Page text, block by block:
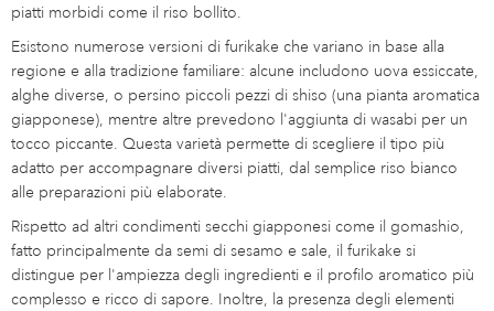
piatti morbidi come il riso bollito.
Esistono numerose versioni di furikake che variano in base alla
regione e alla tradizione familiare: alcune includono uova essiccate,
alghe diverse, o persino piccoli pezzi di shiso (una pianta aromatica
giapponese), mentre altre prevedono l'aggiunta di wasabi per un
tocco piccante. Questa varietà permette di scegliere il tipo più
adatto per accompagnare diversi piatti, dal semplice riso bianco
alle preparazioni più elaborate.
Rispetto ad altri condimenti secchi giapponesi come il gomashio,
fatto principalmente da semi di sesamo e sale, il furikake si
distingue per l'ampiezza degli ingredienti e il profilo aromatico più
complesso e ricco di sapore. Inoltre, la presenza degli elementi